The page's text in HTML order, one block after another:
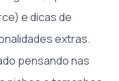
e dicas de
extras.
pensando nas